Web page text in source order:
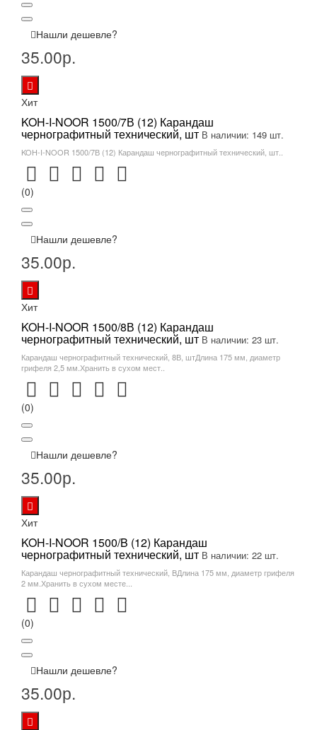
Нашли дешевле?
35.00р.
Хит
KOH-I-NOOR 1500/7В (12) Карандаш
чернографитный технический, шт В наличии: 149 шт.
KOH-I-NOOR 1500/7В (12) Карандаш чернографитный технический, шт..
(0)
Нашли дешевле?
35.00р.
Хит
KOH-I-NOOR 1500/8В (12) Карандаш
чернографитный технический, шт В наличии: 23 шт.
Карандаш чернографитный технический, 8В, штДлина 175 мм, диаметр
грифеля 2,5 мм.Хранить в сухом мест..
(0)
Нашли дешевле?
35.00р.
Хит
KOH-I-NOOR 1500/B (12) Карандаш
чернографитный технический, шт В наличии: 22 шт.
Карандаш чернографитный технический, BДлина 175 мм, диаметр грифеля
2 мм.Хранить в сухом месте...
(0)
Нашли дешевле?
35.00р.